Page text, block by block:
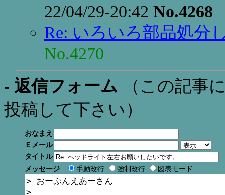
22/04/29-20:42 No.4268
Re: いろいろ部品処分
No.4270
- 返信フォーム （この記事
投稿して下さい）
おなまえ
Ｅメール
タイトル
メッセージ
手動改行 強制改行 図表モード